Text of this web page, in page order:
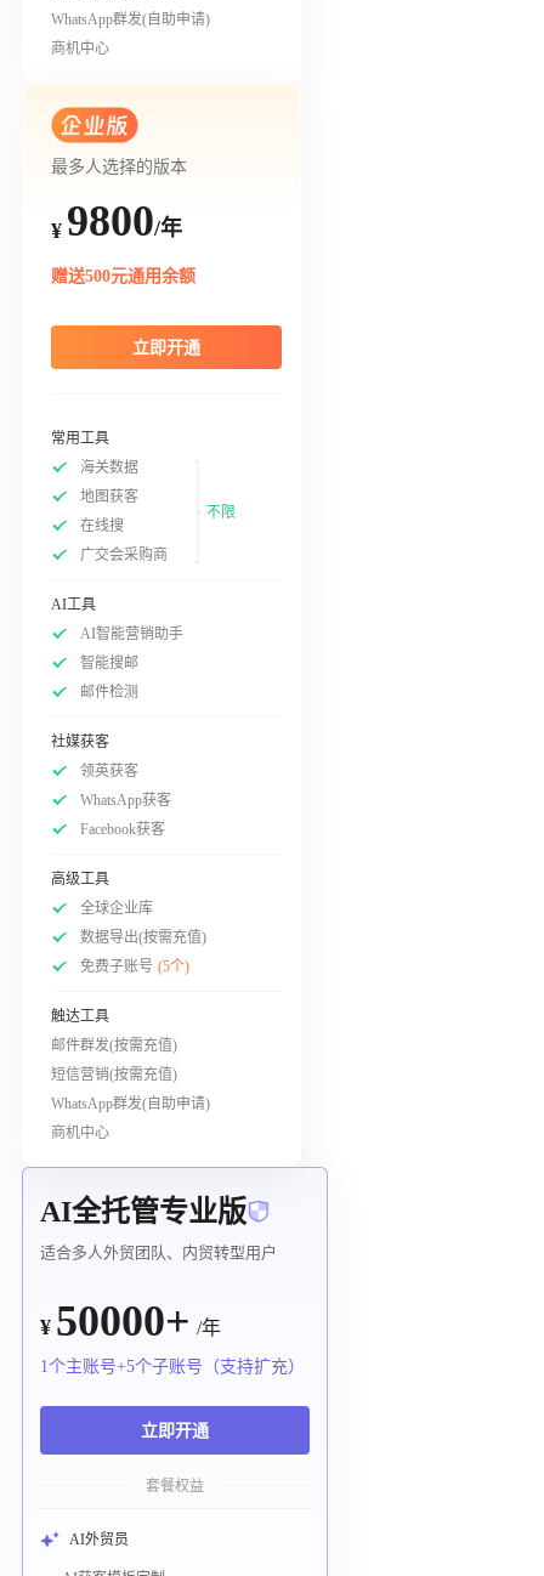
WhatsApp群发(自助申请)
商机中心
最多人选择的版本
¥ 9800/年
赠送500元通用余额
立即开通
常用工具
海关数据
地图获客
在线搜
广交会采购商
不限
AI工具
AI智能营销助手
智能搜邮
邮件检测
社媒获客
领英获客
WhatsApp获客
Facebook获客
高级工具
全球企业库
数据导出(按需充值)
免费子账号 (5个)
触达工具
邮件群发(按需充值)
短信营销(按需充值)
WhatsApp群发(自助申请)
商机中心
AI全托管专业版
适合多人外贸团队、内贸转型用户
¥ 50000+ /年
1个主账号+5个子账号（支持扩充）
立即开通
套餐权益
AI外贸员